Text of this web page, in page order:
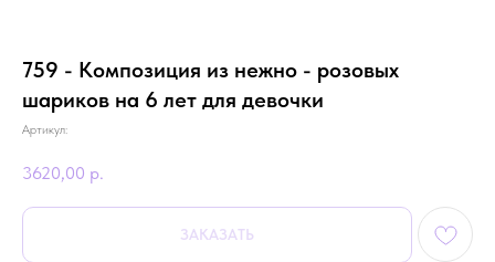
759 - Композиция из нежно - розовых
шариков на 6 лет для девочки
Артикул:
3620,00 р.
ЗАКАЗАТЬ